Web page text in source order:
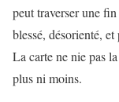
peut traverser une
blessé, désorienté,
La carte ne nie pas
plus ni moins.